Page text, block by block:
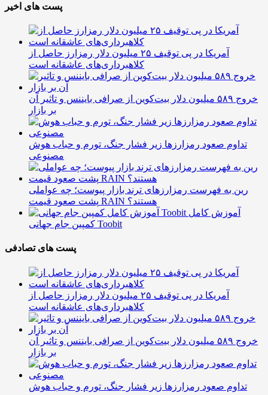
پست های اخیر
آمریکا در پی توقیف ۲۵ میلیون دلار رمزارز حاصل از
کلاهبرداری‌های عاشقانه است
خروج ۵۸۹ میلیون دلار بیت‌کوین از صرافی بایننس و تاثیر آن
بر بازار
تداوم صعود رمزارزها زیر فشار جنگ، تورم و حباب هوش
مصنوعی
رین به فهرست رمزارزهای ترند بازار پیوست؛ چه عواملی
پشت صعود قیمت RAIN هستند؟
آموزش کامل
کمپین جام جهانی Toobit
پست های تصادفی
آمریکا در پی توقیف ۲۵ میلیون دلار رمزارز حاصل از
کلاهبرداری‌های عاشقانه است
خروج ۵۸۹ میلیون دلار بیت‌کوین از صرافی بایننس و تاثیر آن
بر بازار
تداوم صعود رمزارزها زیر فشار جنگ، تورم و حباب هوش